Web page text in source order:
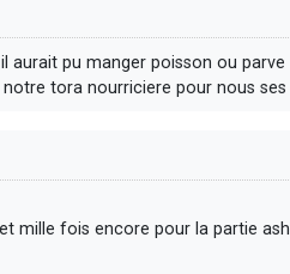
aurait pu manger poisson ou parve
mille fois encore pour la partie